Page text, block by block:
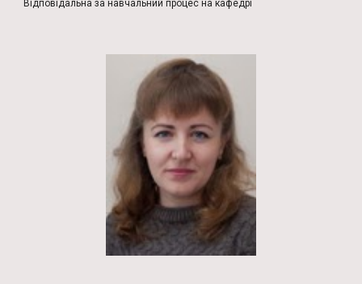
Відповідальна за навчальний процес на кафедрі